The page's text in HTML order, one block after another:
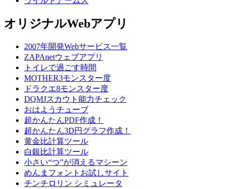
オリジナルWebアプリ
2007年開発Webサービス一覧
ZAPAnetウェブアプリ
トイレで過ごす時間
MOTHER3モンスター度
ドラクエ8モンスター度
DQMJスカウト能力チェック
おはようチューブ
超かんたんPDF作成！
超かんたん3D円グラフ作成！
黄金比計算ツール
白銀比計算ツール
小さい“つ”が消えるマシーン
めんまフォントお試しサイト
チンチロリン シミュレータ